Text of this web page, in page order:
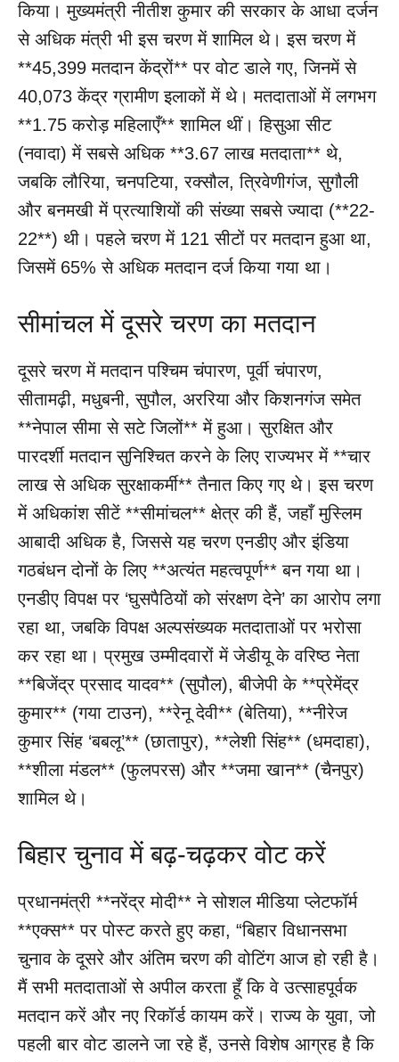
किया। मुख्यमंत्री नीतीश कुमार की सरकार के आधा दर्जन
से अधिक मंत्री भी इस चरण में शामिल थे। इस चरण में
**45,399 मतदान केंद्रों** पर वोट डाले गए, जिनमें से
40,073 केंद्र ग्रामीण इलाकों में थे। मतदाताओं में लगभग
**1.75 करोड़ महिलाएँ** शामिल थीं। हिसुआ सीट
(नवादा) में सबसे अधिक **3.67 लाख मतदाता** थे,
जबकि लौरिया, चनपटिया, रक्सौल, त्रिवेणीगंज, सुगौली
और बनमखी में प्रत्याशियों की संख्या सबसे ज्यादा (**22-
22**) थी। पहले चरण में 121 सीटों पर मतदान हुआ था,
जिसमें 65% से अधिक मतदान दर्ज किया गया था।
सीमांचल में दूसरे चरण का मतदान
दूसरे चरण में मतदान पश्चिम चंपारण, पूर्वी चंपारण,
सीतामढ़ी, मधुबनी, सुपौल, अररिया और किशनगंज समेत
**नेपाल सीमा से सटे जिलों** में हुआ। सुरक्षित और
पारदर्शी मतदान सुनिश्चित करने के लिए राज्यभर में **चार
लाख से अधिक सुरक्षाकर्मी** तैनात किए गए थे। इस चरण
में अधिकांश सीटें **सीमांचल** क्षेत्र की हैं, जहाँ मुस्लिम
आबादी अधिक है, जिससे यह चरण एनडीए और इंडिया
गठबंधन दोनों के लिए **अत्यंत महत्वपूर्ण** बन गया था।
एनडीए विपक्ष पर ‘घुसपैठियों को संरक्षण देने’ का आरोप लगा
रहा था, जबकि विपक्ष अल्पसंख्यक मतदाताओं पर भरोसा
कर रहा था। प्रमुख उम्मीदवारों में जेडीयू के वरिष्ठ नेता
**बिजेंद्र प्रसाद यादव** (सुपौल), बीजेपी के **प्रेमेंद्र
कुमार** (गया टाउन), **रेनू देवी** (बेतिया), **नीरेज
कुमार सिंह ‘बबलू’** (छातापुर), **लेशी सिंह** (धमदाहा),
**शीला मंडल** (फुलपरस) और **जमा खान** (चैनपुर)
शामिल थे।
बिहार चुनाव में बढ़-चढ़कर वोट करें
प्रधानमंत्री **नरेंद्र मोदी** ने सोशल मीडिया प्लेटफॉर्म
**एक्स** पर पोस्ट करते हुए कहा, “बिहार विधानसभा
चुनाव के दूसरे और अंतिम चरण की वोटिंग आज हो रही है।
मैं सभी मतदाताओं से अपील करता हूँ कि वे उत्साहपूर्वक
मतदान करें और नए रिकॉर्ड कायम करें। राज्य के युवा, जो
पहली बार वोट डालने जा रहे हैं, उनसे विशेष आग्रह है कि